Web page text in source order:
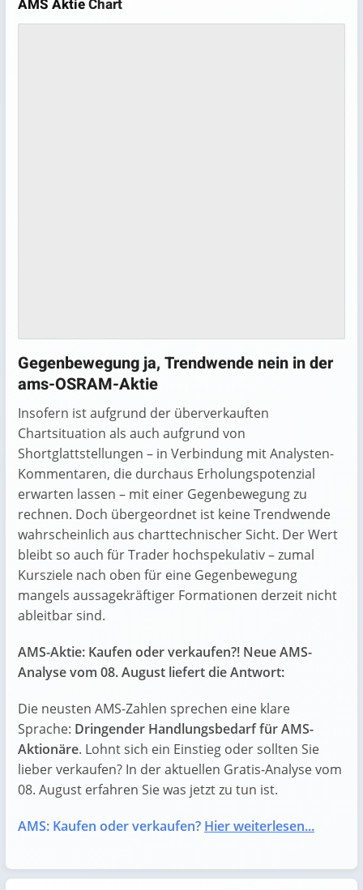
AMS AktieChart
Gegenbewegung ja, Trendwende nein in der
ams-OSRAM-Aktie
Insofern ist aufgrund der überverkauften
Chartsituation als auch aufgrund von
Shortglattstellungen – in Verbindung mit Analysten-
Kommentaren, die durchaus Erholungspotenzial
erwarten lassen – mit einer Gegenbewegung zu
rechnen. Doch übergeordnet ist keine Trendwende
wahrscheinlich aus charttechnischer Sicht. Der Wert
bleibt so auch für Trader hochspekulativ – zumal
Kursziele nach oben für eine Gegenbewegung
mangels aussagekräftiger Formationen derzeit nicht
ableitbar sind.
AMS-Aktie: Kaufen oder verkaufen?! Neue AMS-
Analyse vom 08. August liefert die Antwort:
Die neusten AMS-Zahlen sprechen eine klare
Sprache: Dringender Handlungsbedarf für AMS-
Aktionäre. Lohnt sich ein Einstieg oder sollten Sie
lieber verkaufen? In der aktuellen Gratis-Analyse vom
08. August erfahren Sie was jetzt zu tun ist.
AMS: Kaufen oder verkaufen? Hier weiterlesen...